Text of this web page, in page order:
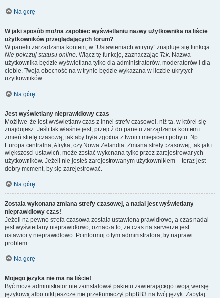
Na górę
W jaki sposób można zapobiec wyświetlaniu nazwy użytkownika na liście
użytkowników przeglądających forum?
W panelu zarządzania kontem, w “Ustawieniach witryny” znajduje się funkcja
Nie pokazuj statusu online. Włącz tę funkcję, zaznaczając Tak. Nazwa
użytkownika będzie wyświetlana tylko dla administratorów, moderatorów i dla
ciebie. Twoja obecność na witrynie będzie wykazana w liczbie ukrytych
użytkowników.
Na górę
Jest wyświetlany nieprawidłowy czas!
Możliwe, że jest wyświetlany czas z innej strefy czasowej, niż ta, w której się
znajdujesz. Jeśli tak właśnie jest, przejdź do panelu zarządzania kontem i
zmień strefę czasową, tak aby była zgodna z twoim miejscem pobytu. Np.
Europa centralna, Afryka, czy Nowa Zelandia. Zmiana strefy czasowej, tak jak i
większości ustawień, może zostać wykonana tylko przez zarejestrowanych
użytkowników. Jeżeli nie jesteś zarejestrowanym użytkownikiem – teraz jest
dobry moment, by się zarejestrować.
Na górę
Została wykonana zmiana strefy czasowej, a nadal jest wyświetlany
nieprawidłowy czas!
Jeżeli na pewno strefa czasowa została ustawiona prawidłowo, a czas nadal
jest wyświetlany nieprawidłowo, oznacza to, że czas na serwerze jest
ustawiony nieprawidłowo. Poinformuj o tym administratora, by naprawił
problem.
Na górę
Mojego języka nie ma na liście!
Być może administrator nie zainstalował pakietu zawierającego twoją wersję
językową albo nikt jeszcze nie przetłumaczył phpBB3 na twój język. Zapytaj